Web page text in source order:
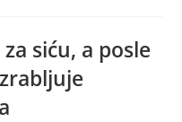
siću, a posle